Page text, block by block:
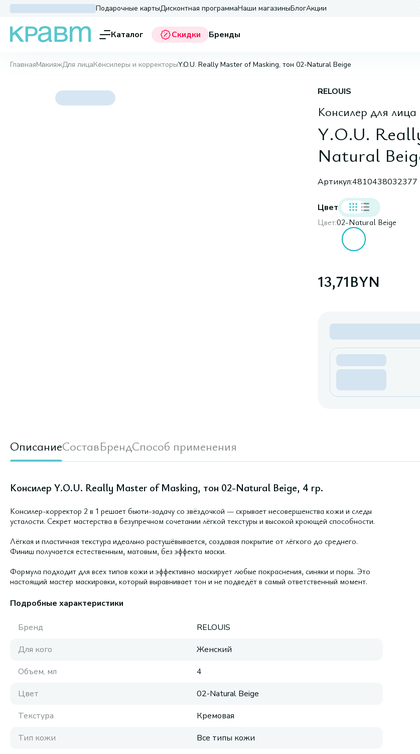
Подарочные картыДисконтная программаНаши магазиныБлогАкции
Каталог Скидки Бренды
ГлавнаяМакияжДля лицаКонсилеры и корректорыY.O.U. Really Master of Masking, тон 02-Natural Beige
RELOUIS
Консилер для лица
Y.O.U.
Natural
Артикул:4810438032377
Цвет
Цвет:02-Natural Beige
13,71BYN
ОписаниеСоставБрендСпособ применения
Консилер Y.O.U. Really Master of Masking, тон 02-Natural Beige, 4 гр.
Консилер-корректор 2 в 1 решает бьюти-задачу со звёздочкой — скрывает несовершенства кожи и следы
усталости. Секрет мастерства в безупречном сочетании лёгкой текстуры и высокой кроющей способности.
Лёгкая и пластичная текстура идеально растушёвывается, создавая покрытие от лёгкого до среднего.
Финиш получается естественным, матовым, без эффекта маски.
Формула подходит для всех типов кожи и эффективно маскирует любые покраснения, синяки и поры. Это
настоящий мастер маскировки, который выравнивает тон и не подведёт в самый ответственный момент.
Подробные характеристики
Бренд
RELOUIS
Для кого
Женский
Объем, мл
4
Цвет
02-Natural Beige
Текстура
Кремовая
Тип кожи
Все типы кожи